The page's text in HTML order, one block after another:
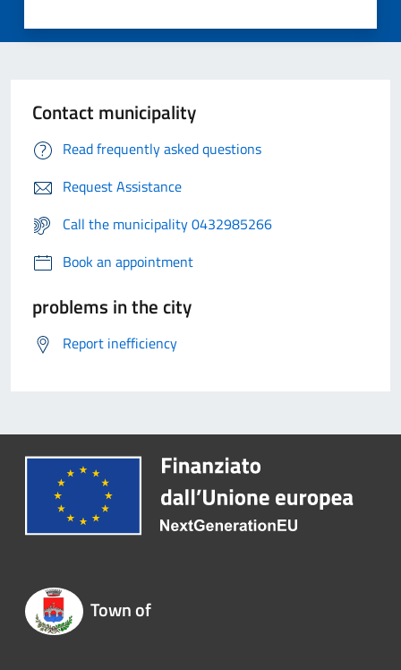
Contact municipality
Read frequently asked questions
Request Assistance
Call the municipality 0432985266
Book an appointment
problems in the city
Report inefficiency
Town of